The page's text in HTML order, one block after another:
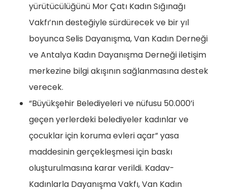
yürütücülüğünü Mor Çatı Kadın Sığınağı
Vakfı’nın desteğiyle sürdürecek ve bir yıl
boyunca Selis Dayanışma, Van Kadın Derneği
ve Antalya Kadın Dayanışma Derneği iletişim
merkezine bilgi akışının sağlanmasına destek
verecek.
“Büyükşehir Belediyeleri ve nüfusu 50.000’i
geçen yerlerdeki belediyeler kadınlar ve
çocuklar için koruma evleri açar” yasa
maddesinin gerçekleşmesi için baskı
oluşturulmasına karar verildi. Kadav-
Kadınlarla Dayanışma Vakfı, Van Kadın